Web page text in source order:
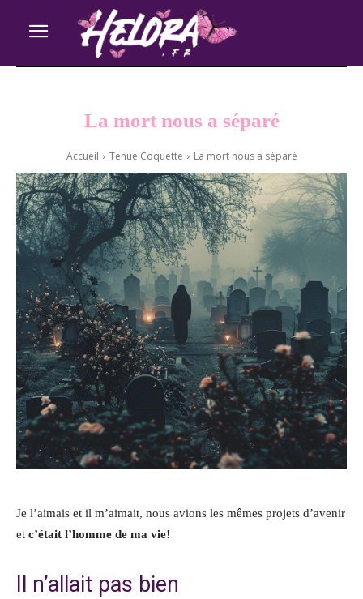
La mort nous a séparé
Accueil Tenue Coquette La mort nous a séparé
Je l’aimais et il m’aimait, nous avions les mêmes projets d’avenir
et c’était l’homme de ma vie!
Il n’allait pas bien